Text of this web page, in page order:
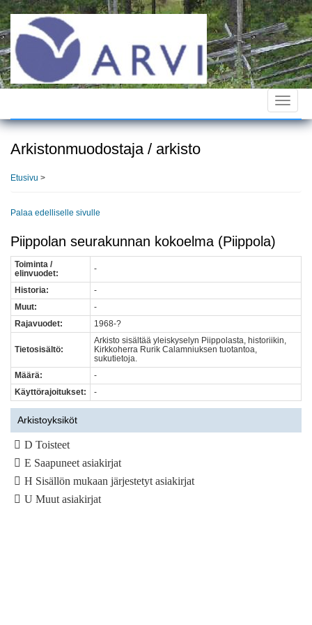
Hyppää
pääsisältöön
Toggle
Arkistonmuodostaja / arkisto
Etusivu >
Palaa edelliselle sivulle
Piippolan seurakunnan kokoelma (Piippola)
Toiminta /
elinvuodet:
-
Historia:
-
Muut:
-
Rajavuodet:
1968-?
Tietosisältö:
Arkisto sisältää yleiskyselyn Piippolasta, historiikin,
Kirkkoherra Rurik Calamniuksen tuotantoa,
sukutietoja.
Määrä:
-
Käyttörajoitukset:
-
Arkistoyksiköt
D Toisteet
E Saapuneet asiakirjat
H Sisällön mukaan järjestetyt asiakirjat
U Muut asiakirjat